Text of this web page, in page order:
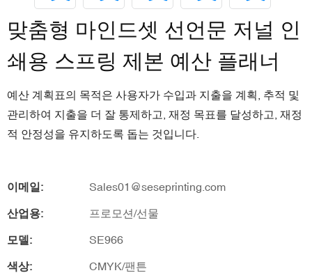
맞춤형 마인드셋 선언문 저널 인
쇄용 스프링 제본 예산 플래너
예산 계획표의 목적은 사용자가 수입과 지출을 계획, 추적 및
관리하여 지출을 더 잘 통제하고, 재정 목표를 달성하고, 재정
적 안정성을 유지하도록 돕는 것입니다.
이메일: Sales01@seseprinting.com
산업용: 프로모션/선물
모델: SE966
색상: CMYK/팬튼